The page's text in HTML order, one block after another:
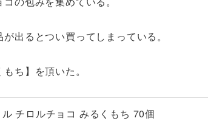
出るとつい買ってしまっている。
ち】を頂いた。
チロルチョコ みるくもち 70個